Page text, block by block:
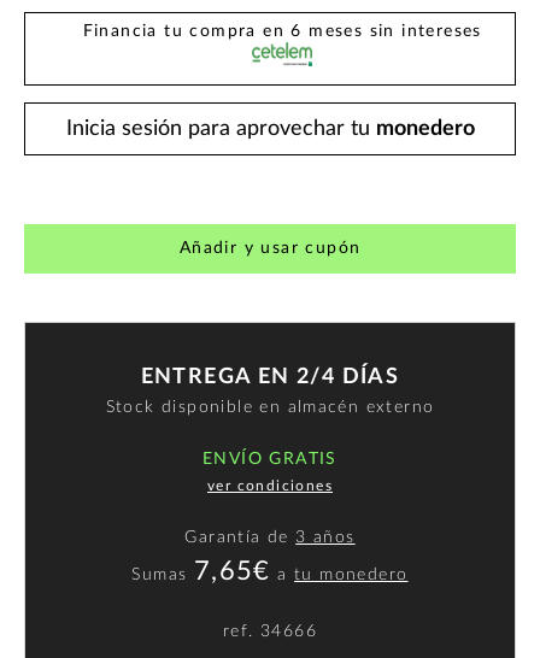
Financia tu compra en 6 meses sin intereses
Inicia sesión para aprovechar tu monedero
Añadir y usar cupón
ENTREGA EN 2/4 DÍAS
Stock disponible en almacén externo
ENVÍO GRATIS
ver condiciones
Garantía de 3 años
Sumas 7,65€ atu monedero
ref. 34666